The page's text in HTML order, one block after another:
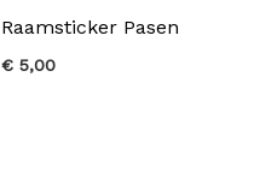
Raamsticker Pasen
€ 5,00